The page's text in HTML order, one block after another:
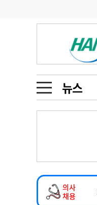
뉴스
오피니언
인물
동영상뉴스
메디 Hospital
인포메이션
의사
채용